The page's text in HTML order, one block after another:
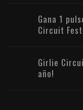
Gana 1
Circuit
Girlie
año!